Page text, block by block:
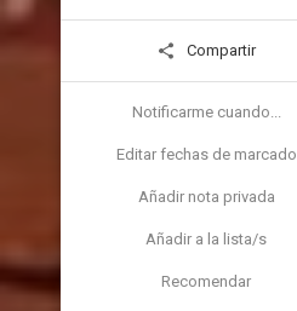
Compartir
Notificarme cuando...
Editar fechas de marcado
Añadir nota privada
Añadir a la lista/s
Recomendar